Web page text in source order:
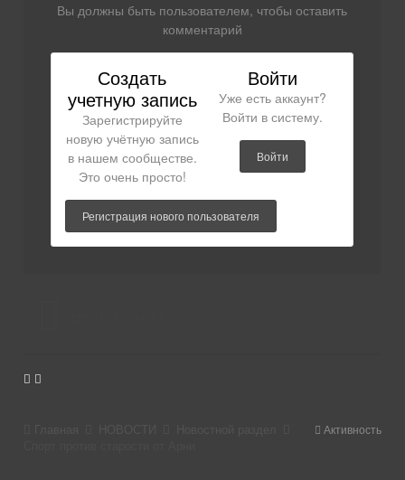
Вы должны быть пользователем, чтобы оставить
комментарий
Создать
учетную запись
Зарегистрируйте
новую учётную запись
в нашем сообществе.
Это очень просто!
Регистрация нового пользователя
Войти
Уже есть аккаунт?
Войти в систему.
Войти
Активность